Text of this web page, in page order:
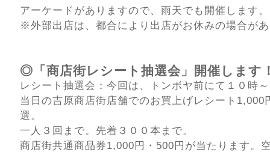
アーケードがありますので、雨天でも開催します。
※外部出店は、都合により出店がお休みの場合が
◎「商店街レシート抽選会」開催します
レシート抽選会：今回は、トンボヤ前にて１０時
当日の吉原商店街店舗でのお買上げレシート1,000
選。
一人３回まで。先着３００本まで。
商店街共通商品券1,000円・500円が当たります。